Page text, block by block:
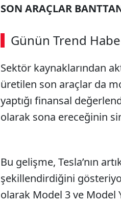
SON ARAÇLAR
Günün Trend
Sektör kaynaklarından
üretilen son araçlar da
yaptığı finansal
olarak sona ereceğinin
Bu gelişme, Tesla’nın
şekillendirdiğini
olarak Model 3 ve Model